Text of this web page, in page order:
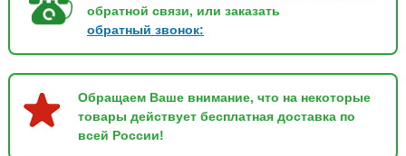
обратной связи, или заказать
обратный звонок:
Обращаем Ваше внимание, что на некоторые
товары действует бесплатная доставка по
всей России!